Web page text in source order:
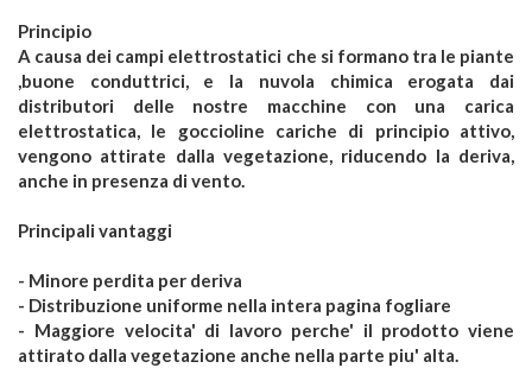
Principio
A causa dei campi elettrostatici che si formano tra le piante
,buone conduttrici, e la nuvola chimica erogata dai
distributori delle nostre macchine con una carica
elettrostatica, le goccioline cariche di principio attivo,
vengono attirate dalla vegetazione, riducendo la deriva,
anche in presenza di vento.
Principali vantaggi
- Minore perdita per deriva
- Distribuzione uniforme nella intera pagina fogliare
- Maggiore velocita' di lavoro perche' il prodotto viene
attirato dalla vegetazione anche nella parte piu' alta.